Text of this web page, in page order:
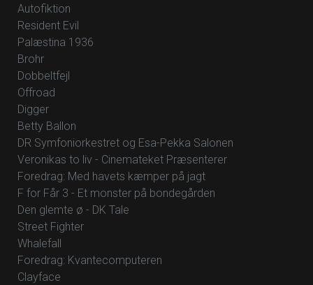
Autofiktion
Resident Evil
Palæstina 1936
Brohr
Dobbeltfejl
Offroad
Digger
Betty Ballon
DR Symfoniorkestret og Esa-Pekka Salonen
Veronikas to liv - Cinemateket Præsenterer
Foredrag: Med havets kæmper på jagt
F for Får 3 - Et monster på bondegården
Den glemte ø - DK Tale
Street Fighter
Whalefall
Foredrag: Kvantecomputeren
Clayface